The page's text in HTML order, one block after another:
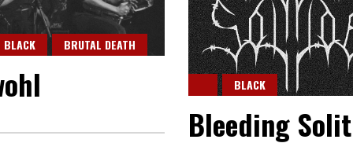
BLACK BRUTAL DEATH
BLACK
Bleeding